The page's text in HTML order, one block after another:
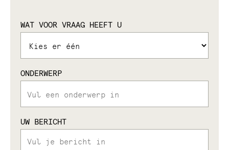
WAT VOOR VRAAG HEEFT U
ONDERWERP
UW BERICHT